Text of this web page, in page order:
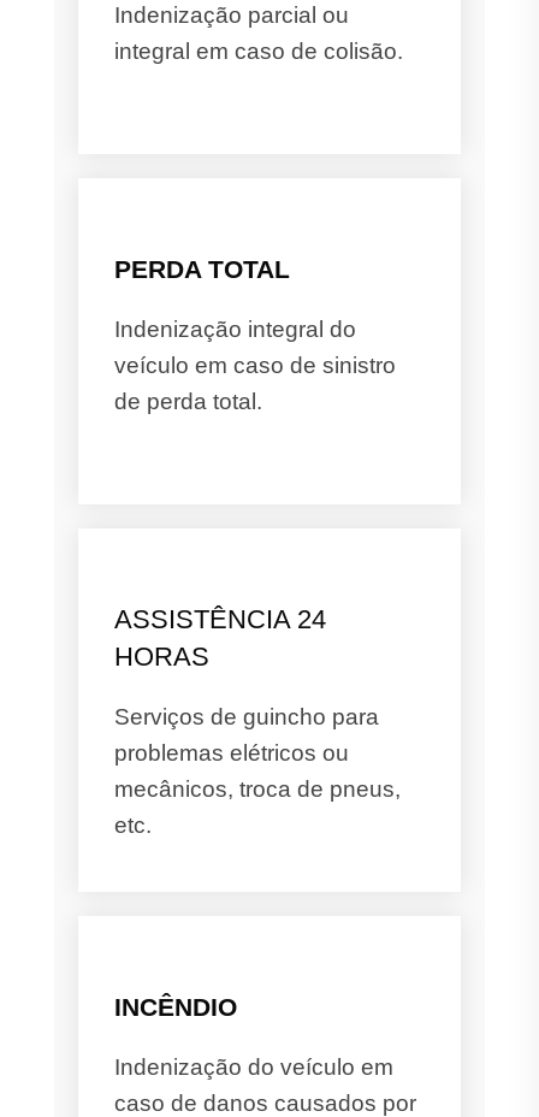
Indenização parcial ou
integral em caso de colisão.
PERDA TOTAL
Indenização integral do
veículo em caso de sinistro
de perda total.
ASSISTÊNCIA 24
HORAS
Serviços de guincho para
problemas elétricos ou
mecânicos, troca de pneus,
etc.
INCÊNDIO
Indenização do veículo em
caso de danos causados por